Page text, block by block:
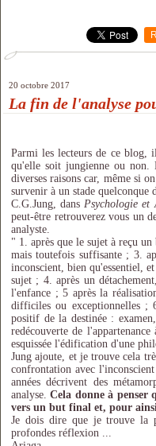
20 octobre 2017
La fin de l'analyse
Parmi les lecteurs de ce blog,
qu'elle soit jungienne ou non.
diverses raisons car, même si
survenir à un stade
C.G.Jung, dansPsychologie et
peut-être retrouverez vous un
analyste.
" 1. après que le sujet à reçu
mais toutefois suffisante ; 3.
inconscient, bien qu'essentiel,
sujet ; 4. après un
l'enfance ; 5 après la
difficiles ou exceptionnelles ;
positif de la destinée :
redécouverte de
esquissée l'édification d'une
Jung ajoute, et je trouve cela
confrontation avec
années décrivent des
analyse.Cela donne à penser
vers un but final et, pour
Je dois dire que je trouve la
profondes réflexion ...